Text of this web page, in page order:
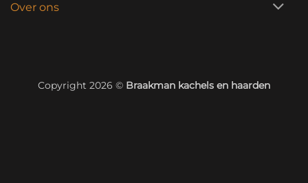
Over ons
Copyright 2026 © Braakman kachels en haarden